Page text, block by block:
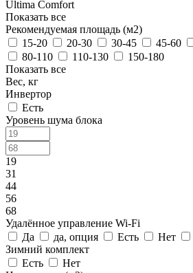
Ultima Comfort
Показать все
Рекомендуемая площадь (м2)
15-20
20-30 30-45 45-60
80-110
110-130
150-180
Показать все
Вес, кг
Инвертор
Есть
Уровень шума блока
19
31
44
56
68
Удалённое управление Wi-Fi
Да
да, опция Есть Нет
Зимний комплект
Есть
Нет